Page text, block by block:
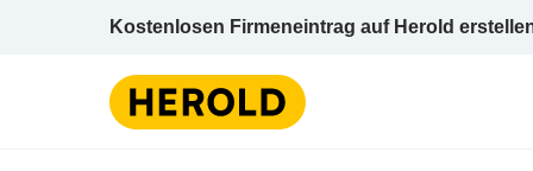
Kostenlosen Firmeneintrag auf Herold